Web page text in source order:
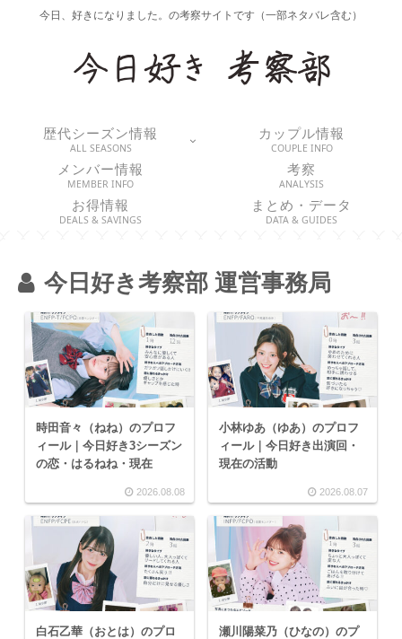
今日、好きになりました。の考察サイトです（一部ネタバレ含む）
歴代シーズン情報
ALL SEASONS
カップル情報
COUPLE INFO
メンバー情報
MEMBER INFO
考察
ANALYSIS
お得情報
DEALS & SAVINGS
まとめ・データ
DATA & GUIDES
今日好き考察部 運営事務局
時田音々（ねね）のプロフ
ィール｜今日好き3シーズン
の恋・はるねね・現在
2026.08.08
小林ゆあ（ゆあ）のプロフ
ィール｜今日好き出演回・
現在の活動
2026.08.07
白石乙華（おとは）のプロ
瀬川陽菜乃（ひなの）のプ